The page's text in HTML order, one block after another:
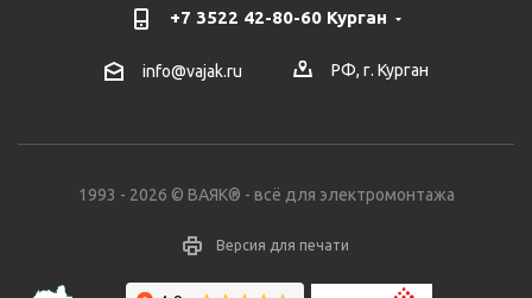
+7 3522 42-80-60 Курган
info@vajak.ru РФ, г. Курган
1993 - 2026 © ВАЯК® - всё для электромонтажа
Версия для печати